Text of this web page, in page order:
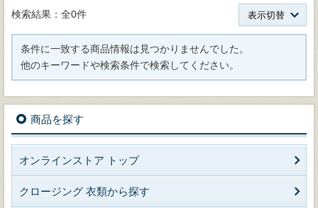
検索結果：全0件 表示切替
条件に一致する商品情報は見つかりませんでした。
他のキーワードや検索条件で検索してください。
商品を探す
オンラインストア トップ
クロージング 衣類から探す